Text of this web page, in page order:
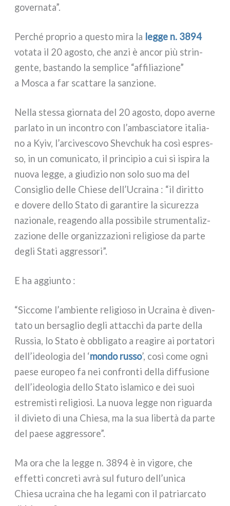
gover­na­ta”.
Perché pro­prio a que­sto mira la leg­ge n. 3894
vota­ta il 20 ago­sto, che anzi è ancor più strin­
gen­te, bastan­do la sem­pli­ce “affi­lia­zio­ne”
a Mosca a far scat­ta­re la san­zio­ne.
Nella stes­sa gior­na­ta del 20 ago­sto, dopo aver­ne
par­la­to in un incon­tro con l’ambasciatore ita­lia­
no a Kyiv, l’arcivescovo Shevchuk ha così espres­
so, in un comu­ni­ca­to, il prin­ci­pio a cui si ispi­ra la
nuo­va leg­ge, a giu­di­zio non solo suo ma del
Consiglio del­le Chiese dell’Ucraina : “il dirit­to
e dove­re del­lo Stato di garan­ti­re la sicu­rez­za
nazio­na­le, rea­gen­do alla pos­si­bi­le stru­men­ta­liz­
za­zio­ne del­le orga­niz­za­zio­ni reli­gio­se da par­te
degli Stati aggres­so­ri”.
E ha aggiun­to :
“Siccome l’ambiente reli­gio­so in Ucraina è diven­
ta­to un ber­sa­glio degli attac­chi da par­te del­la
Russia, lo Stato è obbli­ga­to a rea­gi­re ai por­ta­to­ri
dell’ideologia del ‘mon­do rus­so’, cosi come ogni
pae­se euro­peo fa nei con­fron­ti del­la dif­fu­sio­ne
dell’ideologia del­lo Stato isla­mi­co e dei suoi
estre­mi­sti reli­gio­si. La nuo­va leg­ge non riguar­da
il divie­to di una Chiesa, ma la sua liber­tà da par­te
del pae­se aggres­so­re”.
Ma ora che la leg­ge n. 3894 è in vigo­re, che
effet­ti con­cre­ti avrà sul futu­ro dell’unica
Chiesa ucrai­na che ha lega­mi con il patriar­ca­to